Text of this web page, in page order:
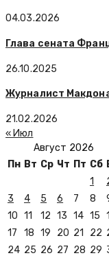
04.03.2026
Глава сената
26.10.2025
Журналист
21.02.2026
« Июл
Август 2026
Пн Вт Ср Чт Пт Сб
1
3
4 5 6 7 8
10 11 12 13 14 15
17
18 19 20 21 22
24 25 26 27 28 29